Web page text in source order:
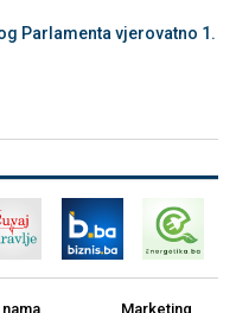
Parlamenta vjerovatno 1.
nama Marketing